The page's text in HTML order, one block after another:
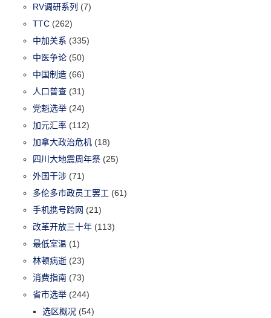
RV调研系列 (7)
TTC (262)
中加关系 (335)
中医争论 (50)
中国制造 (66)
人口普查 (31)
党魁选举 (24)
加元汇率 (112)
加拿大政治危机 (18)
四川大地震周年祭 (25)
外国干涉 (71)
多伦多市政员工罢工 (61)
手机携号跨网 (21)
改革开放三十年 (113)
最低室温 (1)
林顿病逝 (23)
消费指南 (73)
省市选举 (244)
选区概况 (54)